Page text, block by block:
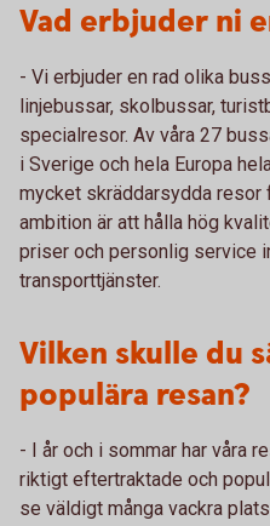
Vad erbjuder ni
- Vi erbjuder en rad olika
linjebussar, skolbussar,
specialresor. Av våra 27
i Sverige och hela Europa
mycket skräddarsydda resor
ambition är att hålla hög
priser och personlig service
transporttjänster.
Vilken skulle du
populära resan?
- I år och i sommar har våra
riktigt eftertraktade och
se väldigt många vackra